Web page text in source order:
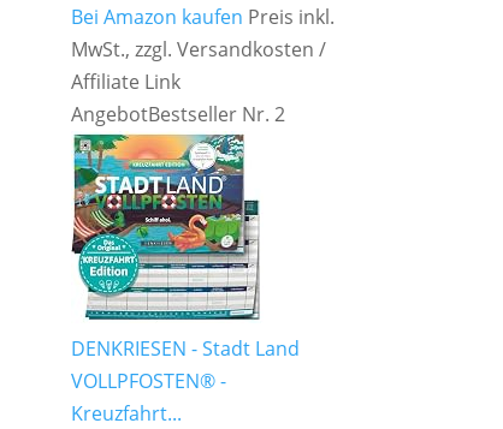
Bei Amazon kaufen Preis inkl.
MwSt., zzgl. Versandkosten /
Affiliate Link
AngebotBestseller Nr. 2
DENKRIESEN - Stadt Land
VOLLPFOSTEN® -
Kreuzfahrt...